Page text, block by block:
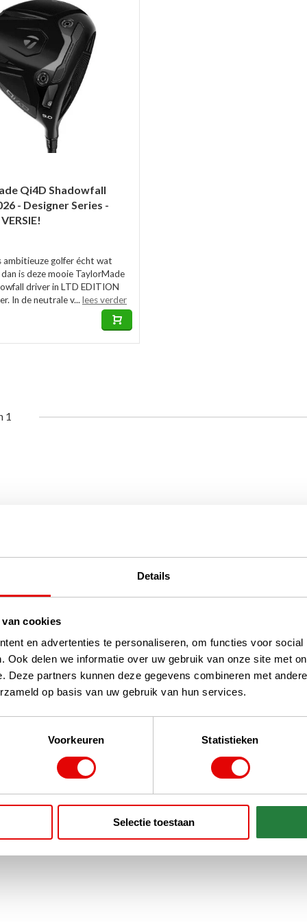
Details
cookies
en advertenties te personaliseren, om functies voor
Ook delen we informatie over uw gebruik van onze site met
Deze partners kunnen deze gegevens combineren met
op basis van uw gebruik van hun services.
Voorkeuren Statistieken
Selectie toestaan
Qi4D Shadowfall
- Designer Series -
ambitieuze golfer écht wat
is deze mooie TaylorMade
driver in LTD EDITION
In de neutrale v... lees verder
1